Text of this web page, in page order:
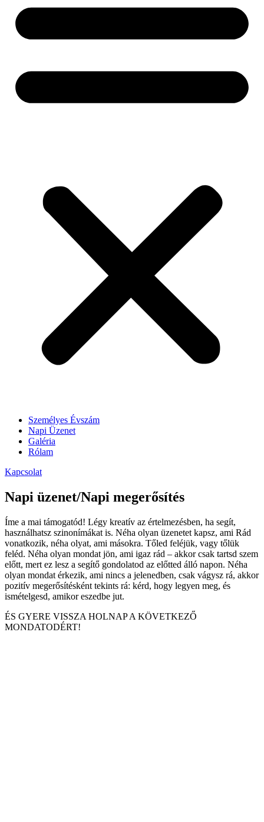
Személyes Évszám
Napi Üzenet
Galéria
Rólam
Kapcsolat
Napi üzenet/Napi megerősítés
Íme a mai támogatód! Légy kreatív az értelmezésben, ha segít,
használhatsz szinonímákat is. Néha olyan üzenetet kapsz, ami Rád
vonatkozik, néha olyat, ami másokra. Tőled feléjük, vagy tőlük
feléd. Néha olyan mondat jön, ami igaz rád – akkor csak tartsd szem
előtt, mert ez lesz a segítő gondolatod az előtted álló napon. Néha
olyan mondat érkezik, ami nincs a jelenedben, csak vágysz rá, akkor
pozitív megerősítésként tekints rá: kérd, hogy legyen meg, és
ismételgesd, amikor eszedbe jut.
ÉS GYERE VISSZA HOLNAP A KÖVETKEZŐ
MONDATODÉRT!